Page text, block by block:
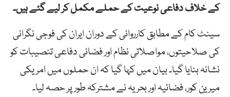
کے خلاف دفاعی نوعیت کے حملے مکمل کر لیے گئے ہیں۔
سینٹ کام کے مطابق کارروائی کے دوران ایران کی فوجی نگرانی
کی صلاحیتوں، مواصلاتی نظام اور فضائی دفاعی تنصیبات کو
نشانہ بنایا گیا۔ بیان میں کہا گیا کہ ان حملوں میں امریکی
میرین کور، فضائیہ اور بحریہ نے مشترکہ طور پر حصہ لیا۔